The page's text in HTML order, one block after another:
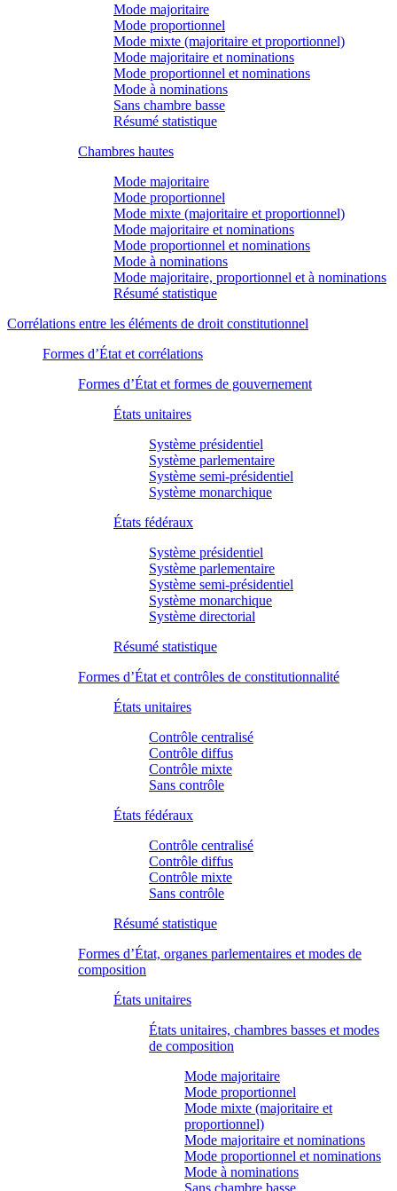
Mode majoritaire
Mode proportionnel
Mode mixte (majoritaire et proportionnel)
Mode majoritaire et nominations
Mode proportionnel et nominations
Mode à nominations
Sans chambre basse
Résumé statistique
Chambres hautes
Mode majoritaire
Mode proportionnel
Mode mixte (majoritaire et proportionnel)
Mode majoritaire et nominations
Mode proportionnel et nominations
Mode à nominations
Mode majoritaire, proportionnel et à nominations
Résumé statistique
Corrélations entre les éléments de droit constitutionnel
Formes d’État et corrélations
Formes d’État et formes de gouvernement
États unitaires
Système présidentiel
Système parlementaire
Système semi-présidentiel
Système monarchique
États fédéraux
Système présidentiel
Système parlementaire
Système semi-présidentiel
Système monarchique
Système directorial
Résumé statistique
Formes d’État et contrôles de constitutionnalité
États unitaires
Contrôle centralisé
Contrôle diffus
Contrôle mixte
Sans contrôle
États fédéraux
Contrôle centralisé
Contrôle diffus
Contrôle mixte
Sans contrôle
Résumé statistique
Formes d’État, organes parlementaires et modes de
composition
États unitaires
États unitaires, chambres basses et modes
de composition
Mode majoritaire
Mode proportionnel
Mode mixte (majoritaire et
proportionnel)
Mode majoritaire et nominations
Mode proportionnel et nominations
Mode à nominations
Sans chambre basse